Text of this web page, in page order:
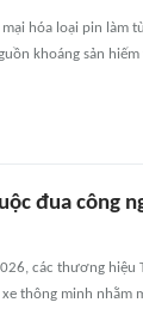
hóa loại pin làm
khoáng sản
đua công
các thương hiệu
thông minh nhằm